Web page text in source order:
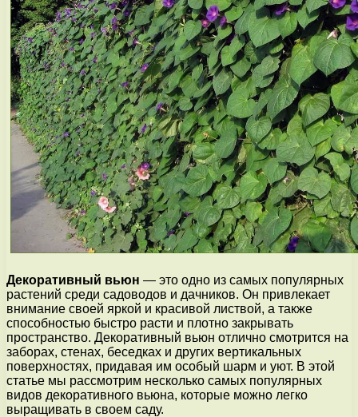
Декоративный вьюн — это одно из самых популярных
растений среди садоводов и дачников. Он привлекает
внимание своей яркой и красивой листвой, а также
способностью быстро расти и плотно закрывать
пространство. Декоративный вьюн отлично смотрится на
заборах, стенах, беседках и других вертикальных
поверхностях, придавая им особый шарм и уют. В этой
статье мы рассмотрим несколько самых популярных
видов декоративного вьюна, которые можно легко
выращивать в своем саду.